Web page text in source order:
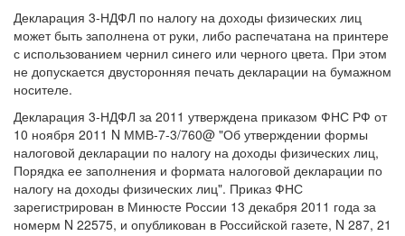
Декларация 3-НДФЛ по налогу на доходы физических лиц
может быть заполнена от руки, либо распечатана на принтере
с использованием чернил синего или черного цвета. При этом
не допускается двусторонняя печать декларации на бумажном
носителе.
Декларация 3-НДФЛ за 2011 утверждена приказом ФНС РФ от
10 ноября 2011 N ММВ-7-3/760@ "Об утверждении формы
налоговой декларации по налогу на доходы физических лиц,
Порядка ее заполнения и формата налоговой декларации по
налогу на доходы физических лиц". Приказ ФНС
зарегистрирован в Минюсте России 13 декабря 2011 года за
номерм N 22575, и опубликован в Российской газете, N 287, 21